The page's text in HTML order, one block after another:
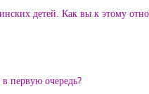
детей. Как вы к этому
первую очередь?